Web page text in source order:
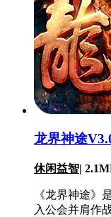
龙界神途
休闲益智|
《龙界神途》
入公会并肩作